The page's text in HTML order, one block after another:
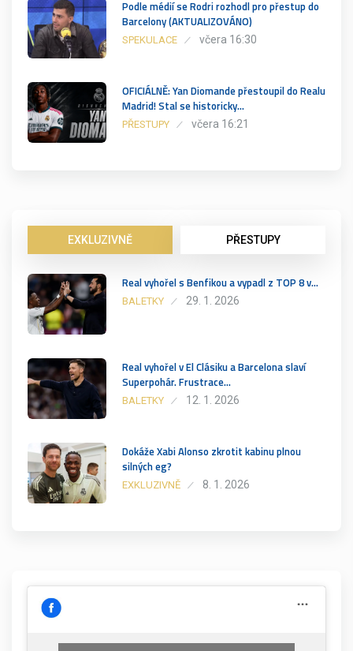
Podle médií se Rodri rozhodl pro přestup do
Barcelony (AKTUALIZOVÁNO)
SPEKULACE včera 16:30
OFICIÁLNĚ: Yan Diomande přestoupil do Realu
Madrid! Stal se historicky…
PŘESTUPY včera 16:21
EXKLUZIVNĚ PŘESTUPY
Real vyhořel s Benfikou a vypadl z TOP 8 v…
BALETKY 29. 1. 2026
Real vyhořel v El Clásiku a Barcelona slaví
Superpohár. Frustrace…
BALETKY 12. 1. 2026
Dokáže Xabi Alonso zkrotit kabinu plnou
silných eg?
EXKLUZIVNĚ 8. 1. 2026